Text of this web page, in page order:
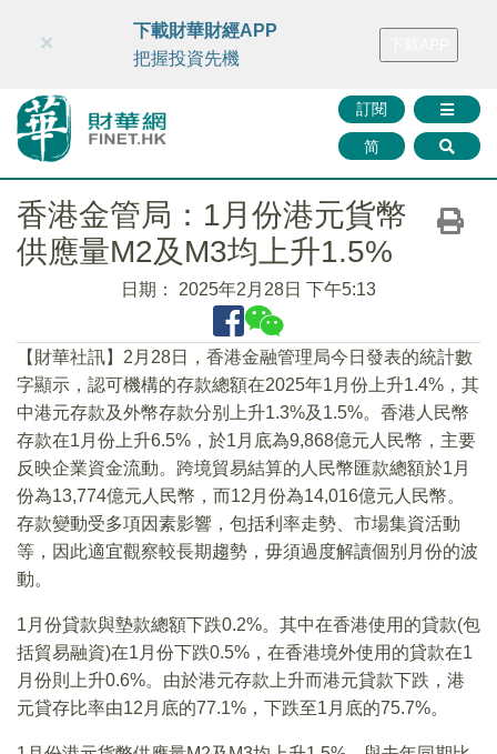
財華智庫網 FINTV FINMETA 財華證券 媒體矩陣
訂閱
简
×
下載財華財經APP
把握投資先機
香港金管局：1月份港元貨幣
供應量M2及M3均上升1.5%
日期： 2025年2月28日 下午5:13
【財華社訊】2月28日，香港金融管理局今日發表的統計數
字顯示，認可機構的存款總額在2025年1月份上升1.4%，其
中港元存款及外幣存款分别上升1.3%及1.5%。香港人民幣
存款在1月份上升6.5%，於1月底為9,868億元人民幣，主要
反映企業資金流動。跨境貿易結算的人民幣匯款總額於1月
份為13,774億元人民幣，而12月份為14,016億元人民幣。
存款變動受多項因素影響，包括利率走勢、市場集資活動
等，因此適宜觀察較長期趨勢，毋須過度解讀個别月份的波
動。
1月份貸款與墊款總額下跌0.2%。其中在香港使用的貸款(包
括貿易融資)在1月份下跌0.5%，在香港境外使用的貸款在1
月份則上升0.6%。由於港元存款上升而港元貸款下跌，港
元貸存比率由12月底的77.1%，下跌至1月底的75.7%。